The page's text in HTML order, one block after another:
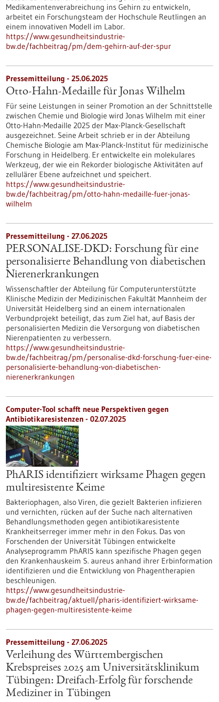
Medikamentenverabreichung ins Gehirn zu entwickeln,
arbeitet ein Forschungsteam der Hochschule Reutlingen an
einem innovativen Modell im Labor.
https://www.gesundheitsindustrie-
bw.de/fachbeitrag/pm/dem-gehirn-auf-der-spur
Pressemitteilung - 25.06.2025
Otto-Hahn-Medaille für Jonas Wilhelm
Für seine Leistungen in seiner Promotion an der Schnittstelle
zwischen Chemie und Biologie wird Jonas Wilhelm mit einer
Otto-Hahn-Medaille 2025 der Max-Planck-Gesellschaft
ausgezeichnet. Seine Arbeit schrieb er in der Abteilung
Chemische Biologie am Max-Planck-Institut für medizinische
Forschung in Heidelberg. Er entwickelte ein molekulares
Werkzeug, der wie ein Rekorder biologische Aktivitäten auf
zellulärer Ebene aufzeichnet und speichert.
https://www.gesundheitsindustrie-
bw.de/fachbeitrag/pm/otto-hahn-medaille-fuer-jonas-
wilhelm
Pressemitteilung - 27.06.2025
PERSONALISE-DKD: Forschung für eine
personalisierte Behandlung von diabetischen
Nierenerkrankungen
Wissenschaftler der Abteilung für Computerunterstützte
Klinische Medizin der Medizinischen Fakultät Mannheim der
Universität Heidelberg sind an einem internationalen
Verbundprojekt beteiligt, das zum Ziel hat, auf Basis der
personalisierten Medizin die Versorgung von diabetischen
Nierenpatienten zu verbessern.
https://www.gesundheitsindustrie-
bw.de/fachbeitrag/pm/personalise-dkd-forschung-fuer-eine-
personalisierte-behandlung-von-diabetischen-
nierenerkrankungen
Computer-Tool schafft neue Perspektiven gegen
Antibiotikaresistenzen - 02.07.2025
PhARIS identifiziert wirksame Phagen gegen
multiresistente Keime
Bakteriophagen, also Viren, die gezielt Bakterien infizieren
und vernichten, rücken auf der Suche nach alternativen
Behandlungsmethoden gegen antibiotikaresistente
Krankheitserreger immer mehr in den Fokus. Das von
Forschenden der Universität Tübingen entwickelte
Analyseprogramm PhARIS kann spezifische Phagen gegen
den Krankenhauskeim S. aureus anhand ihrer Erbinformation
identifizieren und die Entwicklung von Phagentherapien
beschleunigen.
https://www.gesundheitsindustrie-
bw.de/fachbeitrag/aktuell/pharis-identifiziert-wirksame-
phagen-gegen-multiresistente-keime
Pressemitteilung - 27.06.2025
Verleihung des Württembergischen
Krebspreises 2025 am Universitätsklinikum
Tübingen: Dreifach-Erfolg für forschende
Mediziner in Tübingen